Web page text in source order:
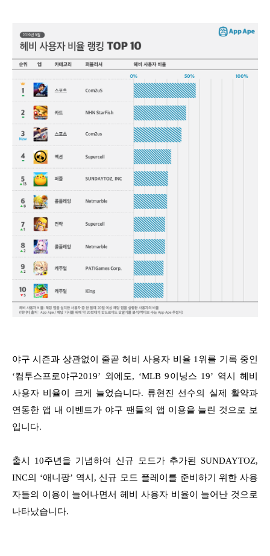
야구 시즌과 상관없이 줄곧 헤비 사용자 비율 1위를 기록 중인
‘컴투스프로야구2019’ 외에도, ‘MLB 9이닝스 19’ 역시 헤비
사용자 비율이 크게 늘었습니다. 류현진 선수의 실제 활약과
연동한 앱 내 이벤트가 야구 팬들의 앱 이용을 늘린 것으로 보
입니다.
출시 10주년을 기념하여 신규 모드가 추가된 SUNDAYTOZ,
INC의 ‘애니팡’ 역시, 신규 모드 플레이를 준비하기 위한 사용
자들의 이용이 늘어나면서 헤비 사용자 비율이 늘어난 것으로
나타났습니다.